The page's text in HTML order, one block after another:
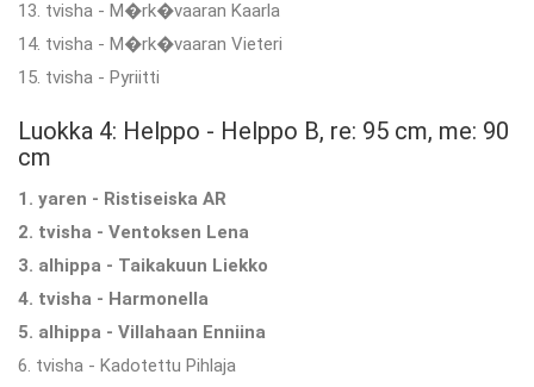
13. tvisha - M�rk�vaaran Kaarla
14. tvisha - M�rk�vaaran Vieteri
15. tvisha - Pyriitti
Luokka 4: Helppo - Helppo B, re: 95 cm, me: 90
cm
1. yaren - Ristiseiska AR
2. tvisha - Ventoksen Lena
3. alhippa - Taikakuun Liekko
4. tvisha - Harmonella
5. alhippa - Villahaan Enniina
6. tvisha - Kadotettu Pihlaja